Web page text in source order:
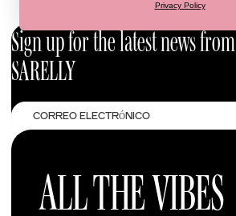
Sign up for the latest news from
SARELLY
Correo
electrónico
ALL THE VIBES
Privacy Policy